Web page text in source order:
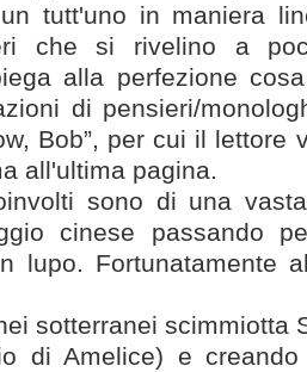
tutt'uno in maniera
che si rivelino a
alla perfezione
di pensieri/
Bob”, per cui il lettore
all'ultima pagina.
sono di una
cinese passando
lupo. Fortunatamente
sotterranei scimmiotta
di Amelice) e